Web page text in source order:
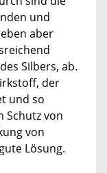
und
aber
Silbers, ab.
der
und so
Schutz von
von
Lösung.